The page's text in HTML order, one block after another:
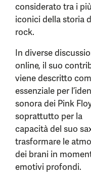
considerato tra i più
iconici della storia
rock.
In diverse
online, il suo
viene descritto
essenziale per
sonora dei Pink
soprattutto per la
capacità del suo
trasformare le
dei brani in
emotivi profondi.